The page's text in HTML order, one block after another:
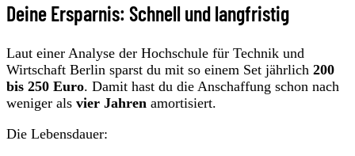
Deine Ersparnis: Schnell und langfristig
Laut einer Analyse der Hochschule für Technik und
Wirtschaft Berlin sparst du mit so einem Set jährlich 200
bis 250 Euro. Damit hast du die Anschaffung schon nach
weniger als vier Jahren amortisiert.
Die Lebensdauer: